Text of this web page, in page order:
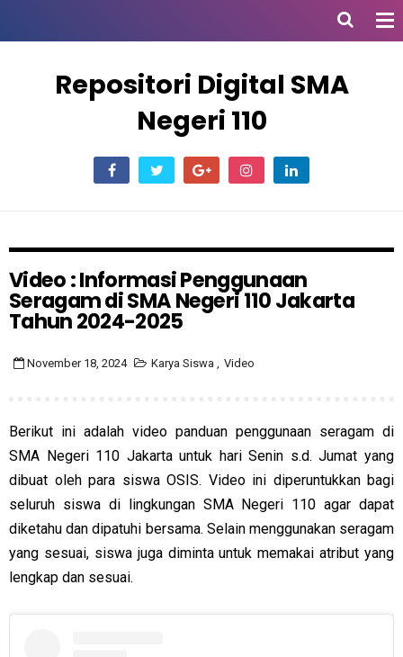
Repositori Digital SMA
Negeri 110
Video : Informasi Penggunaan
Seragam di SMA Negeri 110 Jakarta
Tahun 2024-2025
November 18, 2024 Karya Siswa , Video
Berikut ini adalah video panduan penggunaan seragam di
SMA Negeri 110 Jakarta untuk hari Senin s.d. Jumat yang
dibuat oleh para siswa OSIS. Video ini diperuntukkan bagi
seluruh siswa di lingkungan SMA Negeri 110 agar dapat
diketahu dan dipatuhi bersama. Selain menggunakan seragam
yang sesuai, siswa juga diminta untuk memakai atribut yang
lengkap dan sesuai.